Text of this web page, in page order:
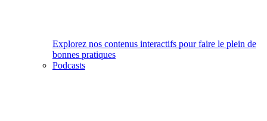
Explorez nos contenus interactifs pour faire le plein de
bonnes pratiques
Podcasts